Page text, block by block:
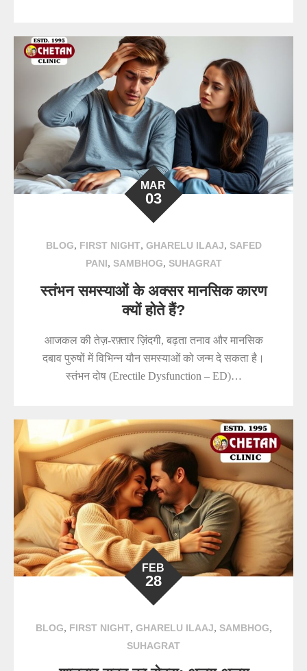
MAR
03
BLOG, FIRST NIGHT, GHARELU ILAAJ, SAFED
PANI, SAMBHOG, SUHAGRAT
स्तंभन समस्याओं के अक्सर मानसिक कारण
क्यों होते हैं?
आजकल की तेज़-रफ़्तार ज़िंदगी, बढ़ता तनाव और मानसिक
दबाव पुरुषों में विभिन्न यौन समस्याओं को जन्म दे सकता है।
स्तंभन दोष (Erectile Dysfunction – ED)…
FEB
28
BLOG, FIRST NIGHT, GHARELU ILAAJ, SAMBHOG,
SUHAGRAT